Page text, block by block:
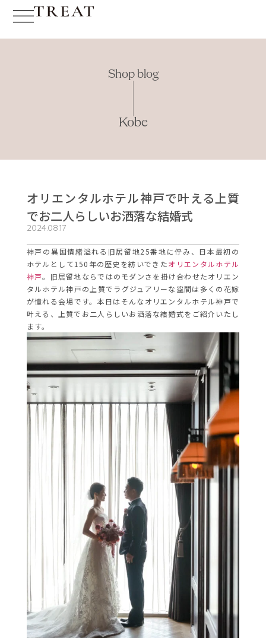
Shop blog
Kobe
オリエンタルホテル神戸で叶える上質
でお二人らしいお洒落な結婚式
2024.08.17
神戸の異国情緒溢れる旧居留地25番地に佇み、日本最初の
ホテルとして150年の歴史を紡いできたオリエンタルホテル
神戸。旧居留地ならではのモダンさを掛け合わせたオリエン
タルホテル神戸の上質でラグジュアリーな空間は多くの花嫁
が憧れる会場です。本日はそんなオリエンタルホテル神戸で
叶える、上質でお二人らしいお洒落な結婚式をご紹介いたし
ます。